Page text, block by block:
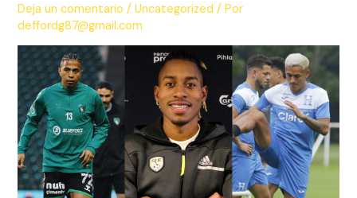
Deja un comentario /Uncategorized / Por
deffordg87@gmail.com